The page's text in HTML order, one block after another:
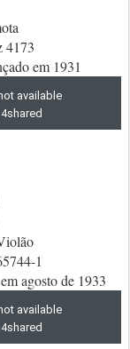
4173
em 1931
1
agosto de 1933